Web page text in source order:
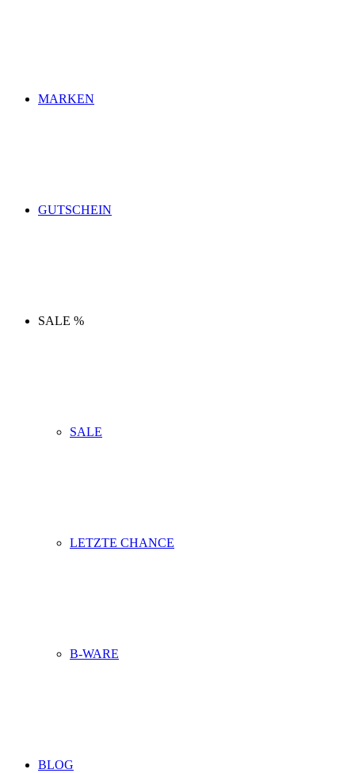
MARKEN
GUTSCHEIN
SALE %
SALE
LETZTE CHANCE
B-WARE
BLOG